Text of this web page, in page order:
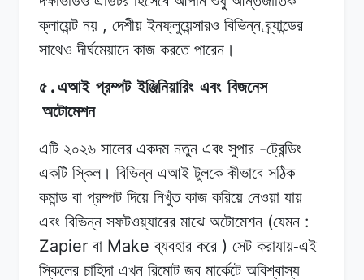
ক্লায়েন্ট নয় , দেশীয় ইনফ্লুয়েন্সারও বিভিন্ন ব্র্যান্ডের
সাথেও দীর্ঘমেয়াদে কাজ করতে পারেন।
৫ .এআই প্রম্পট ইঞ্জিনিয়ারিং এবং বিজনেস
অটোমেশন
এটি ২০২৬ সালের একদম নতুন এবং সুপার -ট্রেন্ডিং
একটি স্কিল। বিভিন্ন এআই টুলকে কীভাবে সঠিক
কমান্ড বা প্রম্পট দিয়ে নিখুঁত কাজ করিয়ে নেওয়া যায়
এবং বিভিন্ন সফটওয়্যারের মাঝে অটোমেশন (যেমন :
Zapier বা Makeব্যবহার করে ) সেট করাযায়-এই
স্কিলের চাহিদা এখন রিমোট জব মার্কেটে অবিশ্বাস্য